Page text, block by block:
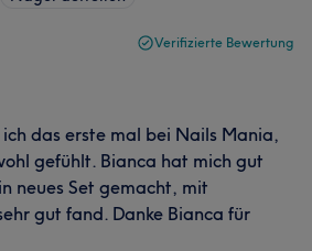
Verifizierte Bewertung
das erste mal bei Nails Mania,
gefühlt. Bianca hat mich gut
neues Set gemacht, mit
gut fand. Danke Bianca für